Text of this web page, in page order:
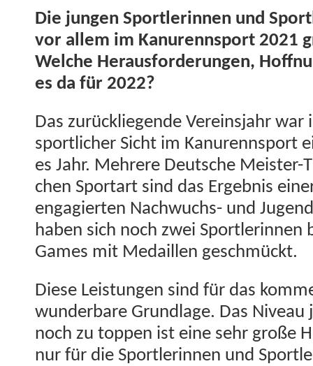
Die jun­gen Sport­lerin­nen und
vor allem im Kanurennsport 2021
Welche Her­aus­forderun­gen,
es da für 2022?
Das zurück­liegende Vere­in­s­jahr war
sportlich­er Sicht im Kanurennsport
es Jahr. Mehrere Deutsche
chen Sportart sind das Ergeb­nis
engagierten Nach­wuchs- und
haben sich noch zwei Sport­lerin­nen
Games mit Medaillen geschmückt.
Diese Leis­tun­gen sind für das
wun­der­bare Grund­lage. Das Niveau
noch zu top­pen ist eine sehr große
nur für die Sport­lerin­nen und